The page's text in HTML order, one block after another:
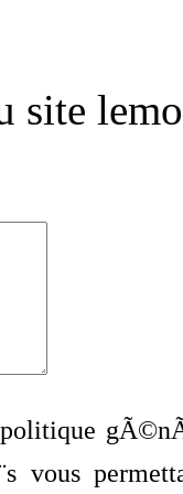
site
vous